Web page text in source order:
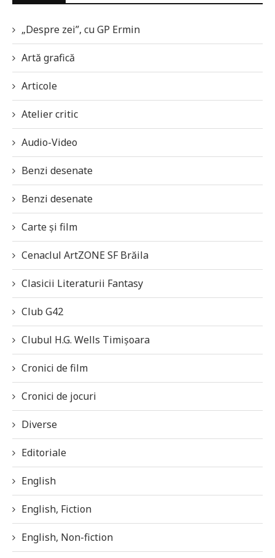
„Despre zei”, cu GP Ermin
Artă grafică
Articole
Atelier critic
Audio-Video
Benzi desenate
Benzi desenate
Carte și film
Cenaclul ArtZONE SF Brăila
Clasicii Literaturii Fantasy
Club G42
Clubul H.G. Wells Timișoara
Cronici de film
Cronici de jocuri
Diverse
Editoriale
English
English, Fiction
English, Non-fiction